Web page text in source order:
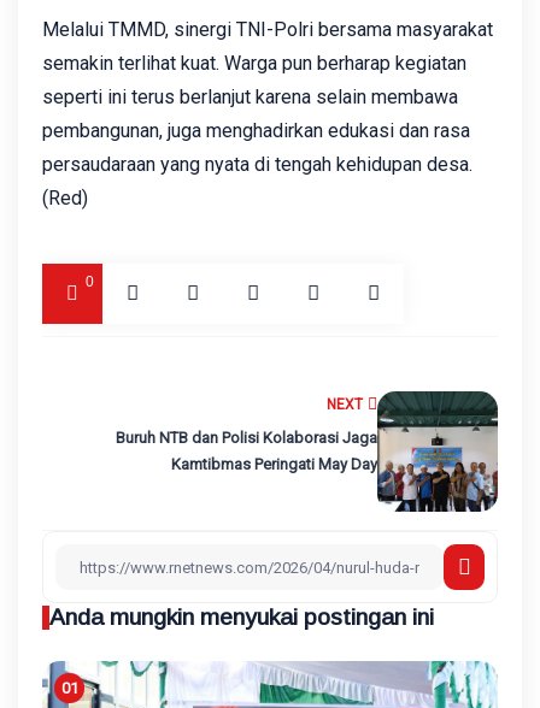
Melalui TMMD, sinergi TNI-Polri bersama masyarakat
semakin terlihat kuat. Warga pun berharap kegiatan
seperti ini terus berlanjut karena selain membawa
pembangunan, juga menghadirkan edukasi dan rasa
persaudaraan yang nyata di tengah kehidupan desa.
(Red)
0
NEXT
Buruh NTB dan Polisi Kolaborasi Jaga
Kamtibmas Peringati May Day
Anda mungkin menyukai postingan ini